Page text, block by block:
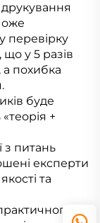
перевірку
у 5 разів
а похибка
буде
+
з питань
експерти
та